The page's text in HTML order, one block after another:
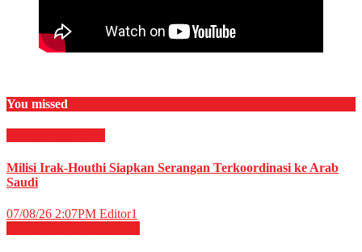
You missed
Milisi Irak-Houthi Siapkan Serangan Terkoordinasi ke Arab
Saudi
07/08/26 2:07PM Editor1